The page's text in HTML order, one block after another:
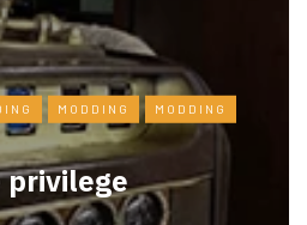
MODDING MODDING
privilege